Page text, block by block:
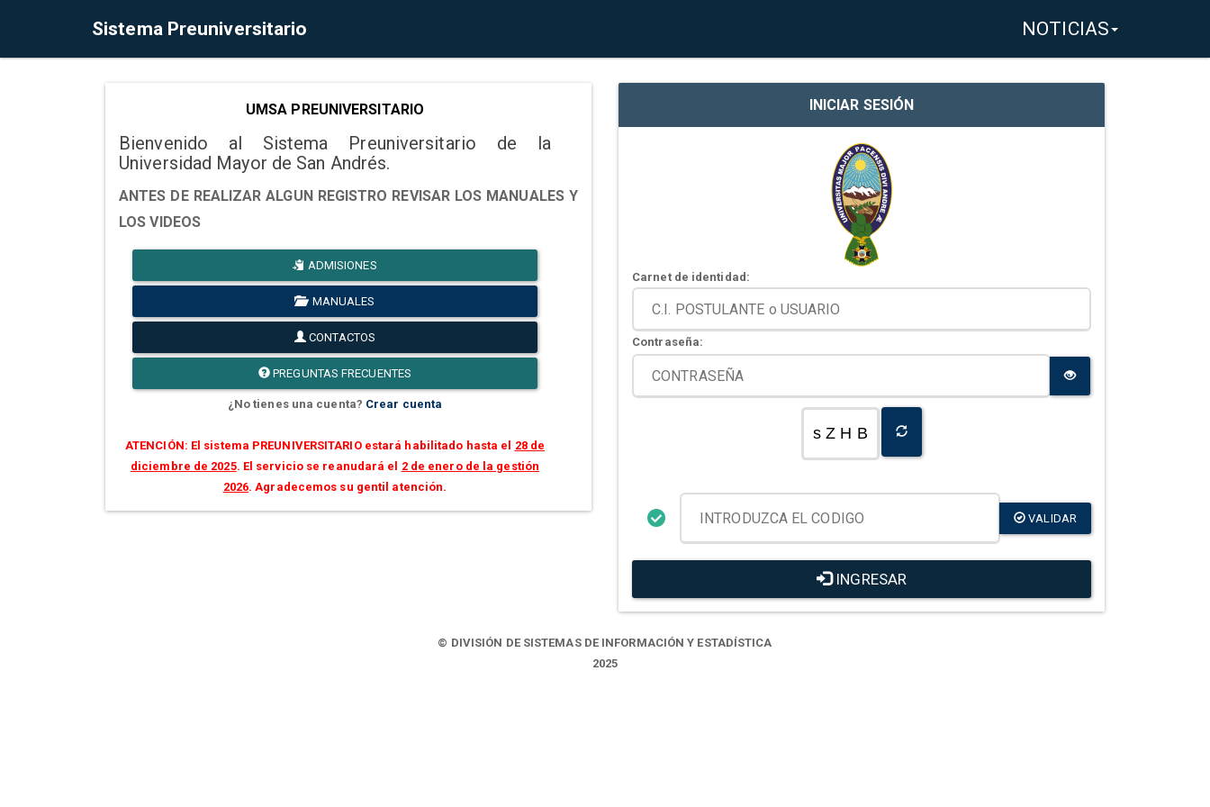
Sistema Preuniversitario NOTICIAS
UMSA PREUNIVERSITARIO
Bienvenido al Sistema Preuniversitario de la
Universidad Mayor de San Andrés.
ANTES DE REALIZAR ALGUN REGISTRO REVISAR LOS MANUALES Y
LOS VIDEOS
ADMISIONES
MANUALES
CONTACTOS
PREGUNTAS FRECUENTES
¿No tienes una cuenta? Crear cuenta
ATENCIÓN: El sistema PREUNIVERSITARIO estará habilitado hasta el 28 de
diciembre de 2025. El servicio se reanudará el 2 de enero de la gestión
2026. Agradecemos su gentil atención.
INICIAR SESIÓN
Carnet de identidad:
Contraseña:
s Z H B
VALIDAR
INGRESAR
© DIVISIÓN DE SISTEMAS DE INFORMACIÓN Y ESTADÍSTICA
2025